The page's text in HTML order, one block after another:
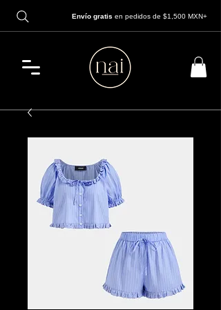
Envío gratis en pedidos de $1,500 MXN+